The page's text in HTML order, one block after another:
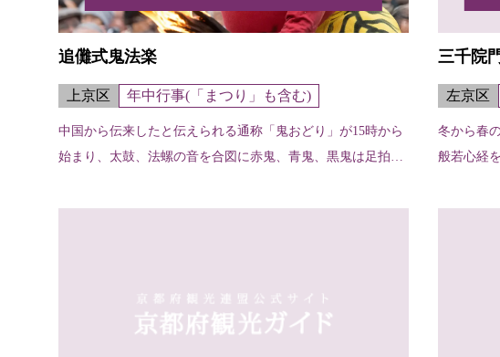
追儺式鬼法楽
上京区 年中行事(「まつり」も含む)
中国から伝来したと伝えられる通称「鬼おどり」が15時から
始まり、太鼓、法螺の音を合図に赤鬼、青鬼、黒鬼は足拍子
三千院
左京区
冬から春
般若心経